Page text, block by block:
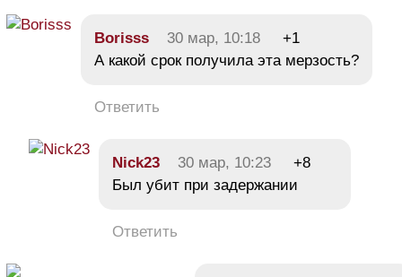
Borisss 30 мар, 10:18
+1
А какой срок получила эта мерзость?
Ответить
Nick23 30 мар, 10:23
+8
Был убит при задержании
Ответить